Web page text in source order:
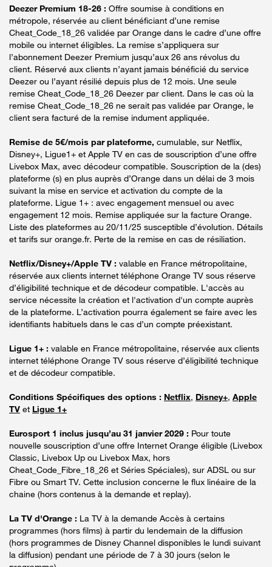
Deezer Premium 18-26 : Offre soumise à conditions en
métropole, réservée au client bénéficiant d’une remise
Cheat_Code_18_26 validée par Orange dans le cadre d’une offre
mobile ou internet éligibles. La remise s’appliquera sur
l’abonnement Deezer Premium jusqu’aux 26 ans révolus du
client. Réservé aux clients n’ayant jamais bénéficié du service
Deezer ou l’ayant résilié depuis plus de 12 mois. Une seule
remise Cheat_Code_18_26 Deezer par client. Dans le cas où la
remise Cheat_Code_18_26 ne serait pas validée par Orange, le
client sera facturé de la remise indument appliquée.
Remise de 5€/mois par plateforme, cumulable, sur Netflix,
Disney+, Ligue1+ et Apple TV en cas de souscription d’une offre
Livebox Max, avec décodeur compatible. Souscription de la (des)
plateforme (s) en plus auprès d’Orange dans un délai de 3 mois
suivant la mise en service et activation du compte de la
plateforme. Ligue 1+ : avec engagement mensuel ou avec
engagement 12 mois. Remise appliquée sur la facture Orange.
Liste des plateformes au 20/11/25 susceptible d’évolution. Détails
et tarifs sur orange.fr. Perte de la remise en cas de résiliation.
Netflix/Disney+/Apple TV : valable en France métropolitaine,
réservée aux clients internet téléphone Orange TV sous réserve
d’éligibilité technique et de décodeur compatible. L'accès au
service nécessite la création et l'activation d'un compte auprès
de la plateforme. L’activation pourra également se faire avec les
identifiants habituels dans le cas d’un compte préexistant.
Ligue 1+ : valable en France métropolitaine, réservée aux clients
internet téléphone Orange TV sous réserve d’éligibilité technique
et de décodeur compatible.
Conditions Spécifiques des options : Netflix, Disney+, Apple
TV et Ligue 1+
Eurosport 1 inclus jusqu’au 31 janvier 2029 : Pour toute
nouvelle souscription d’une offre Internet Orange éligible (Livebox
Classic, Livebox Up ou Livebox Max, hors
Cheat_Code_Fibre_18_26 et Séries Spéciales), sur ADSL ou sur
Fibre ou Smart TV. Cette inclusion concerne le flux linéaire de la
chaine (hors contenus à la demande et replay).
La TV d'Orange : La TV à la demande Accès à certains
programmes (hors films) à partir du lendemain de la diffusion
(hors programmes de Disney Channel disponibles le lundi suivant
la diffusion) pendant une période de 7 à 30 jours (selon le